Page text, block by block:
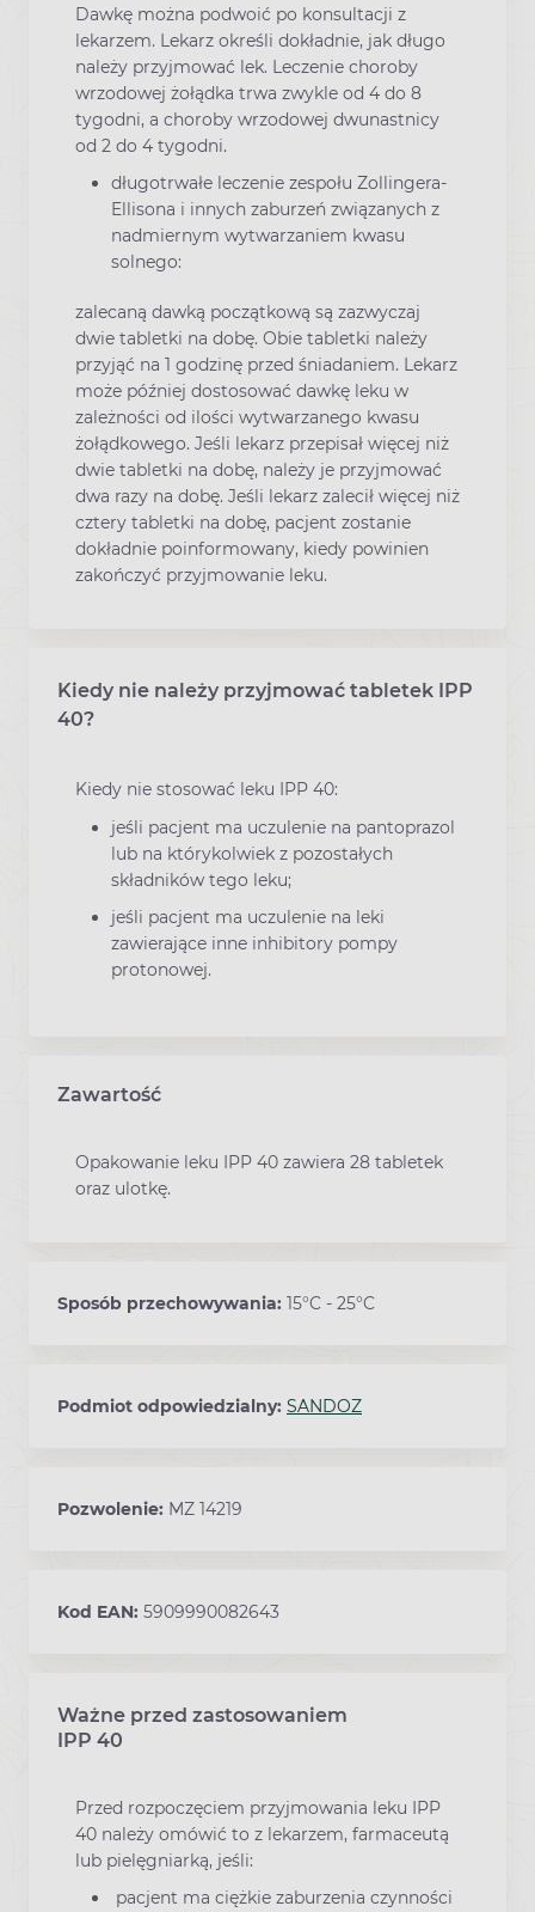
Dawkę można podwoić po konsultacji z
lekarzem. Lekarz określi dokładnie, jak długo
należy przyjmować lek. Leczenie choroby
wrzodowej żołądka trwa zwykle od 4 do 8
tygodni, a choroby wrzodowej dwunastnicy
od 2 do 4 tygodni.
długotrwałe leczenie zespołu Zollingera-
Ellisona i innych zaburzeń związanych z
nadmiernym wytwarzaniem kwasu
solnego:
zalecaną dawką początkową są zazwyczaj
dwie tabletki na dobę. Obie tabletki należy
przyjąć na 1 godzinę przed śniadaniem. Lekarz
może później dostosować dawkę leku w
zależności od ilości wytwarzanego kwasu
żołądkowego. Jeśli lekarz przepisał więcej niż
dwie tabletki na dobę, należy je przyjmować
dwa razy na dobę. Jeśli lekarz zalecił więcej niż
cztery tabletki na dobę, pacjent zostanie
dokładnie poinformowany, kiedy powinien
zakończyć przyjmowanie leku.
Kiedy nie należy przyjmować tabletek IPP
40?
Kiedy nie stosować leku IPP 40:
jeśli pacjent ma uczulenie na pantoprazol
lub na którykolwiek z pozostałych
składników tego leku;
jeśli pacjent ma uczulenie na leki
zawierające inne inhibitory pompy
protonowej.
Zawartość
Opakowanie leku IPP 40 zawiera 28 tabletek
oraz ulotkę.
Sposób przechowywania: 15°C - 25°C
Podmiot odpowiedzialny: SANDOZ
Pozwolenie: MZ 14219
Kod EAN: 5909990082643
Ważne przed zastosowaniem
Ostrzeżenia dotyczące stosowania leku
IPP 40
Przed rozpoczęciem przyjmowania leku IPP
40 należy omówić to z lekarzem, farmaceutą
lub pielęgniarką, jeśli:
pacjent ma ciężkie zaburzenia czynności